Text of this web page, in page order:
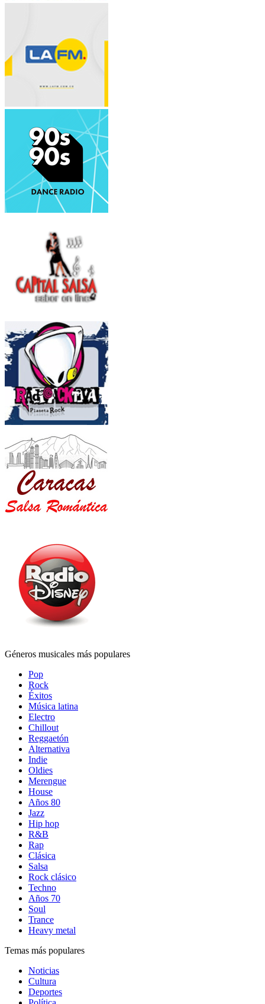
Géneros musicales más populares
Pop
Rock
Éxitos
Música latina
Electro
Chillout
Reggaetón
Alternativa
Indie
Oldies
Merengue
House
Años 80
Jazz
Hip hop
R&B
Rap
Clásica
Salsa
Rock clásico
Techno
Años 70
Soul
Trance
Heavy metal
Temas más populares
Noticias
Cultura
Deportes